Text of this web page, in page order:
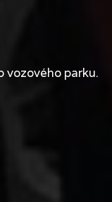
vozového parku.